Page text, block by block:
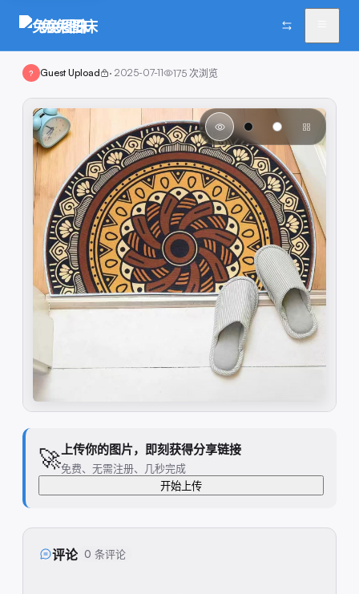
兔兔图床
? Guest Upload · 2025-07-11 175 次浏览
🚀上传你的图片，即刻获得分享链接
免费、无需注册、几秒完成
开始上传
评论 0 条评论